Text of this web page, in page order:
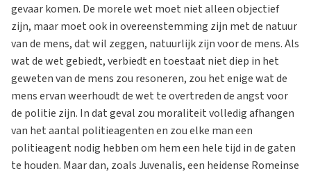
gevaar komen. De morele wet moet niet alleen objectief
zijn, maar moet ook in overeenstemming zijn met de natuur
van de mens, dat wil zeggen, natuurlijk zijn voor de mens. Als
wat de wet gebiedt, verbiedt en toestaat niet diep in het
geweten van de mens zou resoneren, zou het enige wat de
mens ervan weerhoudt de wet te overtreden de angst voor
de politie zijn. In dat geval zou moraliteit volledig afhangen
van het aantal politieagenten en zou elke man een
politieagent nodig hebben om hem een hele tijd in de gaten
te houden. Maar dan, zoals Juvenalis, een heidense Romeinse